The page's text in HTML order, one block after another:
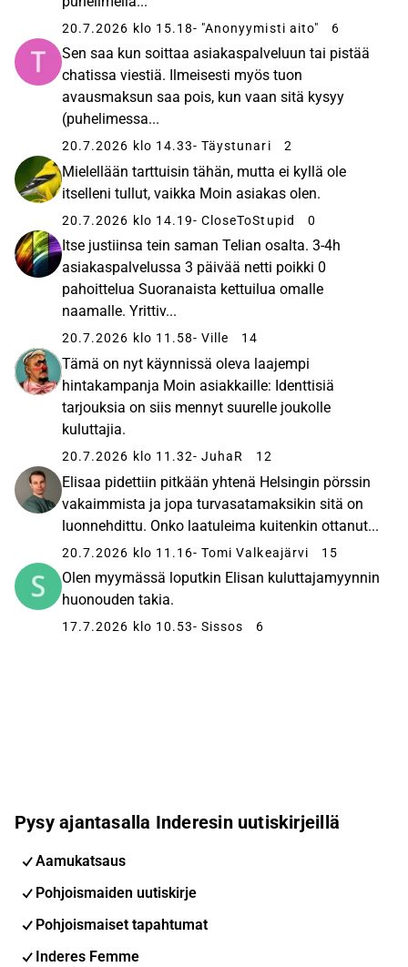
20.7.2026 klo 15.18- "Anonyymisti aito" 6
Sen saa kun soittaa asiakaspalveluun tai pistää
chatissa viestiä. Ilmeisesti myös tuon
avausmaksun saa pois, kun vaan sitä kysyy
(puhelimessa...
20.7.2026 klo 14.33- Täystunari 2
Mielellään tarttuisin tähän, mutta ei kyllä ole
itselleni tullut, vaikka Moin asiakas olen.
20.7.2026 klo 14.19- CloseToStupid 0
Itse justiinsa tein saman Telian osalta. 3-4h
asiakaspalvelussa 3 päivää netti poikki 0
pahoittelua Suoranaista kettuilua omalle
naamalle. Yrittiv...
20.7.2026 klo 11.58- Ville 14
Tämä on nyt käynnissä oleva laajempi
hintakampanja Moin asiakkaille: Identtisiä
tarjouksia on siis mennyt suurelle joukolle
kuluttajia.
20.7.2026 klo 11.32- JuhaR 12
Elisaa pidettiin pitkään yhtenä Helsingin pörssin
vakaimmista ja jopa turvasatamaksikin sitä on
luonnehdittu. Onko laatuleima kuitenkin ottanut...
20.7.2026 klo 11.16- Tomi Valkeajärvi 15
Olen myymässä loputkin Elisan kuluttajamyynnin
huonouden takia.
17.7.2026 klo 10.53- Sissos 6
Pysy ajantasalla Inderesin uutiskirjeillä
Aamukatsaus
Pohjoismaiden uutiskirje
Pohjoismaiset tapahtumat
Inderes Femme